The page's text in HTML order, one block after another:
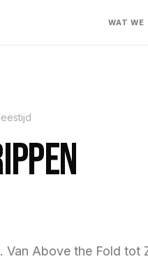
WAT WE
Above the Fold tot